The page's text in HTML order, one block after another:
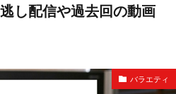
し配信や過去回の動画
バラエティ